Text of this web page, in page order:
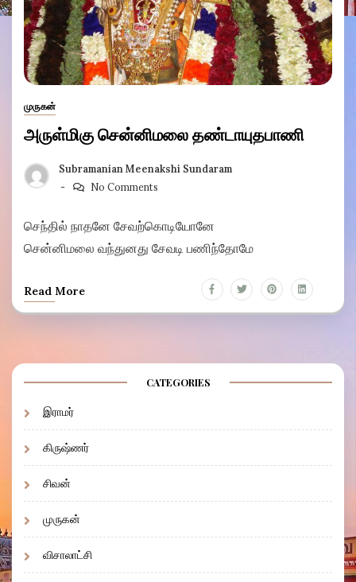
முருகன்
அருள்மிகு சென்னிமலை தண்டாயுதபாணி
Subramanian Meenakshi Sundaram
No Comments
செந்தில் நாதனே சேவற்கொடியோனே
சென்னிமலை வந்துனது சேவடி பணிந்தோமே
Read More
CATEGORIES
இராமர்
கிருஷ்ணர்
சிவன்
முருகன்
விசாலாட்சி